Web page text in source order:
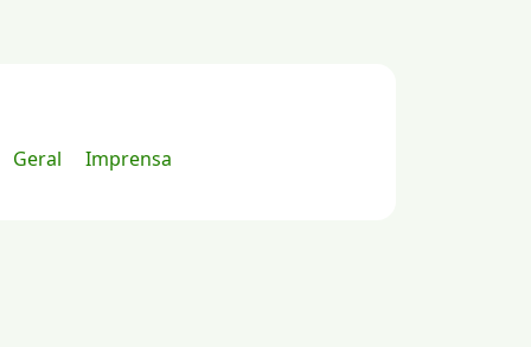
Geral Imprensa